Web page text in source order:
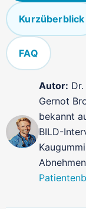
Kurzüberblick
FAQ
Autor:
Gernot
bekannt
BILD-
Abnehmen